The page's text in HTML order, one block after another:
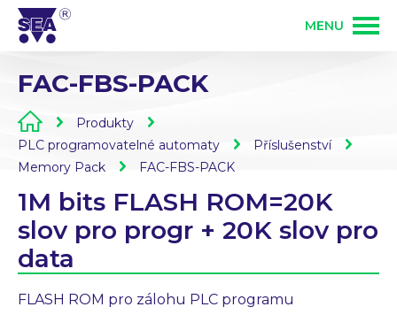
PRODUKTY
GSM produkty
PLC programovatelné automaty
Zakázková výroba elektroniky
SLUŽBY
Vývoj elektroniky
ŘEŠENÍ
O FIRMĚ
MENU
FAC-FBS-PACK
Produkty
PLC programovatelné automaty
Příslušenství
Memory Pack
FAC-FBS-PACK
1M bits FLASH ROM=20K
slov pro progr + 20K slov pro
data
FLASH ROM pro zálohu PLC programu